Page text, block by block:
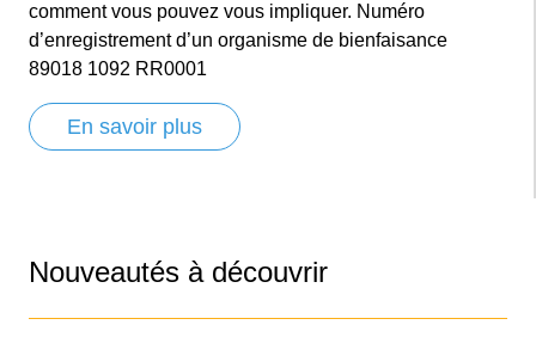
comment vous pouvez vous impliquer. Numéro
d’enregistrement d’un organisme de bienfaisance
89018 1092 RR0001
En savoir plus
Nouveautés à découvrir